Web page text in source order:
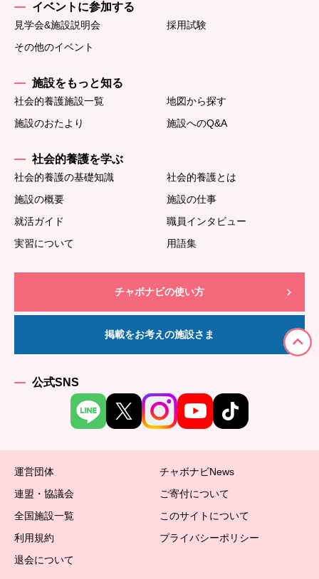
イベントに参加する
見学会&施設説明会
採用試験
その他のイベント
施設をもっと知る
社会的養護施設一覧
地図から探す
施設のおたより
施設へのQ&A
社会的養護を学ぶ
社会的養護の基礎知識
社会的養護とは
施設の概要
施設の仕事
就活ガイド
職員インタビュー
実習について
用語集
チャボナビの使い方
掲載をお考えの施設さま
公式SNS
運営団体
チャボナビNews
連盟・協議会
ご寄付について
全国施設一覧
このサイトについて
利用規約
プライバシーポリシー
退会について